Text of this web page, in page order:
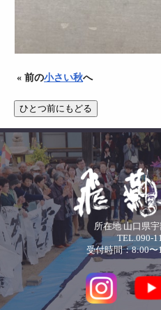
« 前の小さい秋へ
所在地 山口県
TEL.090-
受付時間：8:00